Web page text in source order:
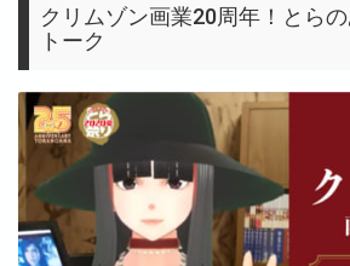
クリムゾン画業20周年！とら
トーク